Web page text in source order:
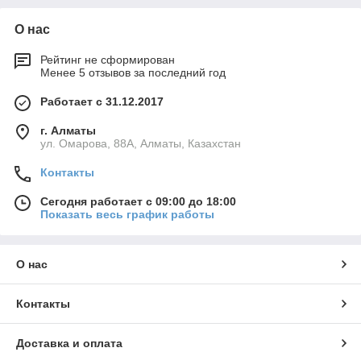
О нас
Рейтинг не сформирован
Менее 5 отзывов за последний год
Работает с 31.12.2017
г. Алматы
ул. Омарова, 88А, Алматы, Казахстан
Контакты
Сегодня работает с 09:00 до 18:00
Показать весь график работы
О нас
Контакты
Доставка и оплата